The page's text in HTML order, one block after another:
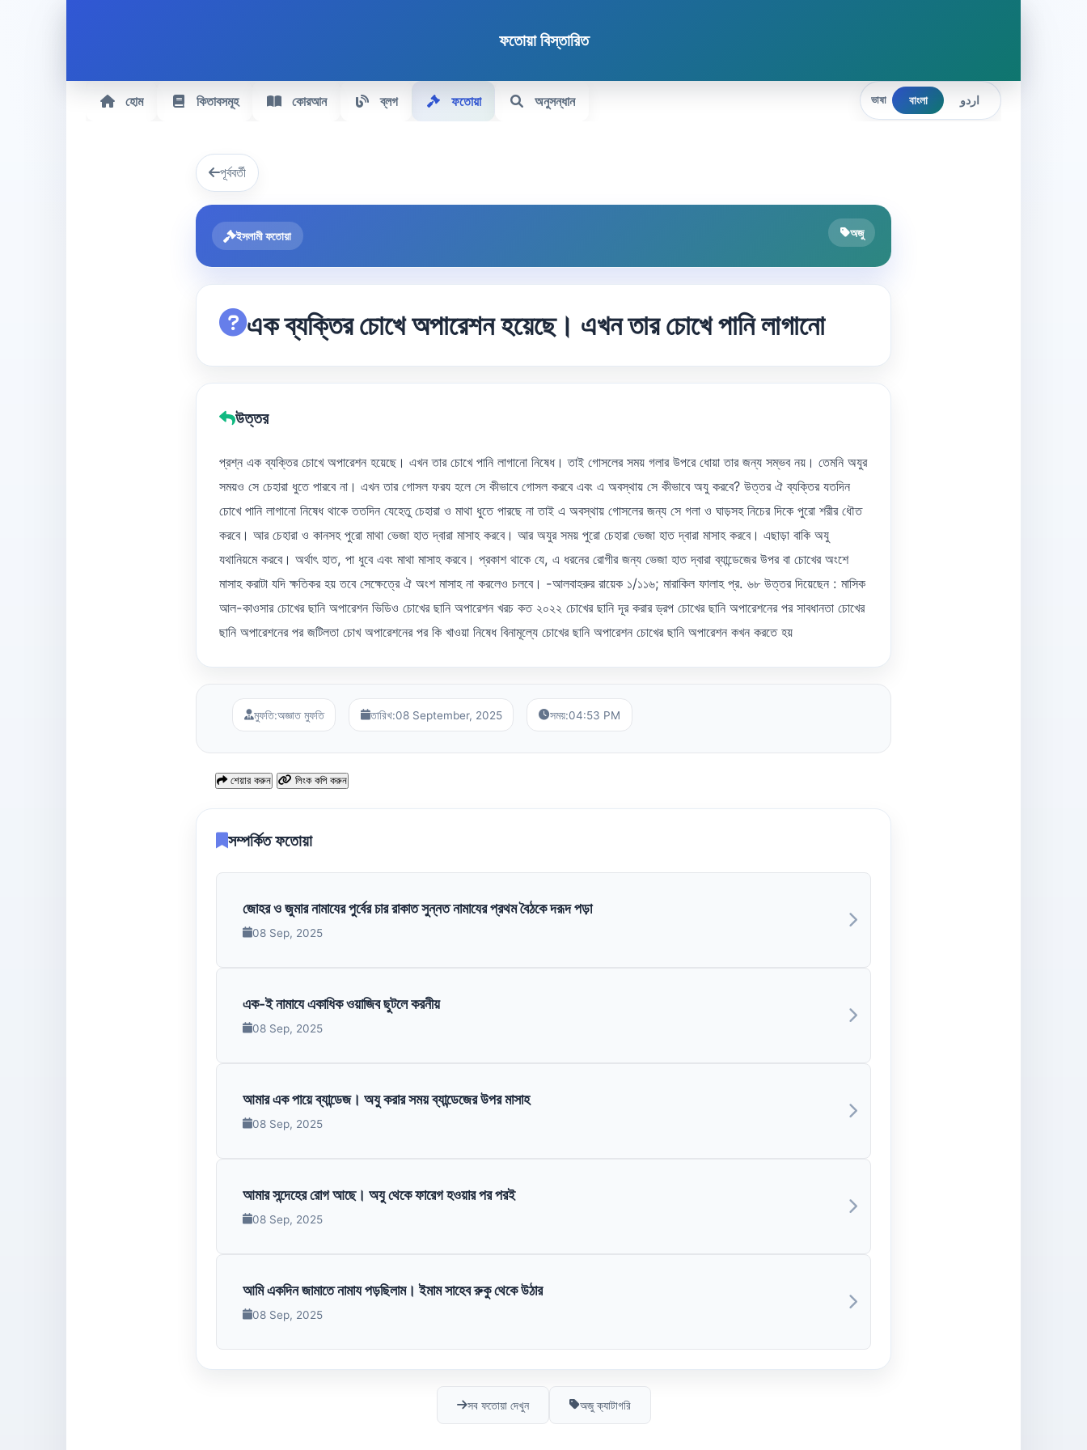
ফতোয়া বিস্তারিত
হোম কিতাবসমূহ কোরআন ব্লগ ফতোয়া অনুসন্ধান ভাষা বাংলা اردو
পূর্ববর্তী
ইসলামী ফতোয়া অজু
এক ব্যক্তির চোখে অপারেশন হয়েছে। এখন তার চোখে পানি লাগানো
উত্তর
প্রশ্ন এক ব্যক্তির চোখে অপারেশন হয়েছে। এখন তার চোখে পানি লাগানো নিষেধ। তাই গোসলের সময় গলার উপরে ধোয়া তার জন্য সম্ভব নয়। তেমনি অযুর
সময়ও সে চেহারা ধুতে পারবে না। এখন তার গোসল ফরয হলে সে কীভাবে গোসল করবে এবং এ অবস্থায় সে কীভাবে অযু করবে? উত্তর ঐ ব্যক্তির যতদিন
চোখে পানি লাগানো নিষেধ থাকে ততদিন যেহেতু চেহারা ও মাথা ধুতে পারছে না তাই এ অবস্থায় গোসলের জন্য সে গলা ও ঘাড়সহ নিচের দিকে পুরো শরীর ধৌত
করবে। আর চেহারা ও কানসহ পুরো মাথা ভেজা হাত দ্বারা মাসাহ করবে। আর অযুর সময় পুরো চেহারা ভেজা হাত দ্বারা মাসাহ করবে। এছাড়া বাকি অযু
যথানিয়মে করবে। অর্থাৎ হাত, পা ধুবে এবং মাথা মাসাহ করবে। প্রকাশ থাকে যে, এ ধরনের রোগীর জন্য ভেজা হাত দ্বারা ব্যান্ডেজের উপর বা চোখের অংশে
মাসাহ করাটা যদি ক্ষতিকর হয় তবে সেক্ষেত্রে ঐ অংশ মাসাহ না করলেও চলবে। -আলবাহরুর রায়েক ১/১১৬; মারাকিল ফালাহ প্র. ৬৮ উত্তর দিয়েছেন : মাসিক
আল-কাওসার চোখের ছানি অপারেশন ভিডিও চোখের ছানি অপারেশন খরচ কত ২০২২ চোখের ছানি দূর করার ড্রপ চোখের ছানি অপারেশনের পর সাবধানতা চোখের
ছানি অপারেশনের পর জটিলতা চোখ অপারেশনের পর কি খাওয়া নিষেধ বিনামূল্যে চোখের ছানি অপারেশন চোখের ছানি অপারেশন কখন করতে হয়
মুফতি:অজ্ঞাত মুফতি তারিখ:08 September, 2025 সময়:04:53 PM
শেয়ার করুন লিংক কপি করুন
সম্পর্কিত ফতোয়া
জোহর ও জুমার নামাযের পুর্বের চার রাকাত সুন্নত নামাযের প্রথম বৈঠকে দরূদ পড়া
08 Sep, 2025
এক-ই নামাযে একাধিক ওয়াজিব ছুটলে করনীয়
08 Sep, 2025
আমার এক পায়ে ব্যান্ডেজ। অযু করার সময় ব্যান্ডেজের উপর মাসাহ
08 Sep, 2025
আমার সন্দেহের রোগ আছে। অযু থেকে ফারেগ হওয়ার পর পরই
08 Sep, 2025
আমি একদিন জামাতে নামায পড়ছিলাম। ইমাম সাহেব রুকু থেকে উঠার
08 Sep, 2025
সব ফতোয়া দেখুন অজু ক্যাটাগরি